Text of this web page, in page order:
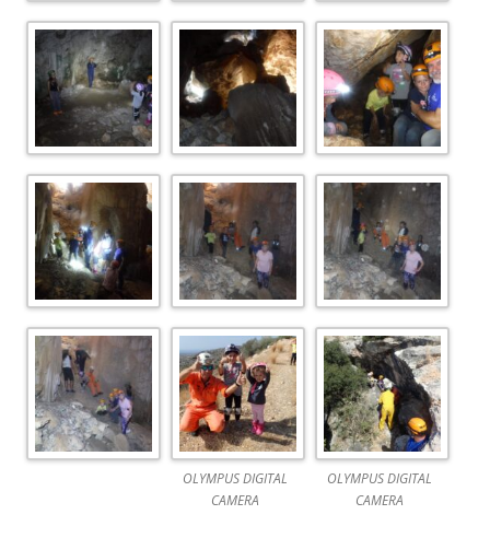
OLYMPUS DIGITAL
CAMERA
OLYMPUS DIGITAL
CAMERA